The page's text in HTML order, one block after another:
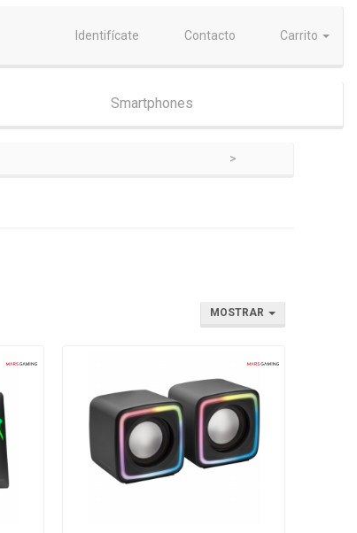
Identifícate Contacto Carrito
Smartphones
MOSTRAR